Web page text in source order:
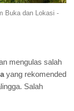
Buka dan Lokasi -
mengulas salah
yang rekomended
Salah